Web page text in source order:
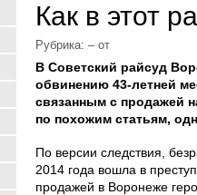
Как в этот
Рубрика: – от
В Советский райсуд
обвинению 43-летней
связанным с продажей
по похожим статьям,
По версии следствия,
2014 года вошла в
продажей в Воронеже